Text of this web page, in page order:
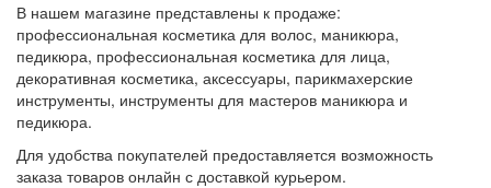
В нашем магазине представлены к продаже:
профессиональная косметика для волос, маникюра,
педикюра, профессиональная косметика для лица,
декоративная косметика, аксессуары, парикмахерские
инструменты, инструменты для мастеров маникюра и
педикюра.
Для удобства покупателей предоставляется возможность
заказа товаров онлайн с доставкой курьером.